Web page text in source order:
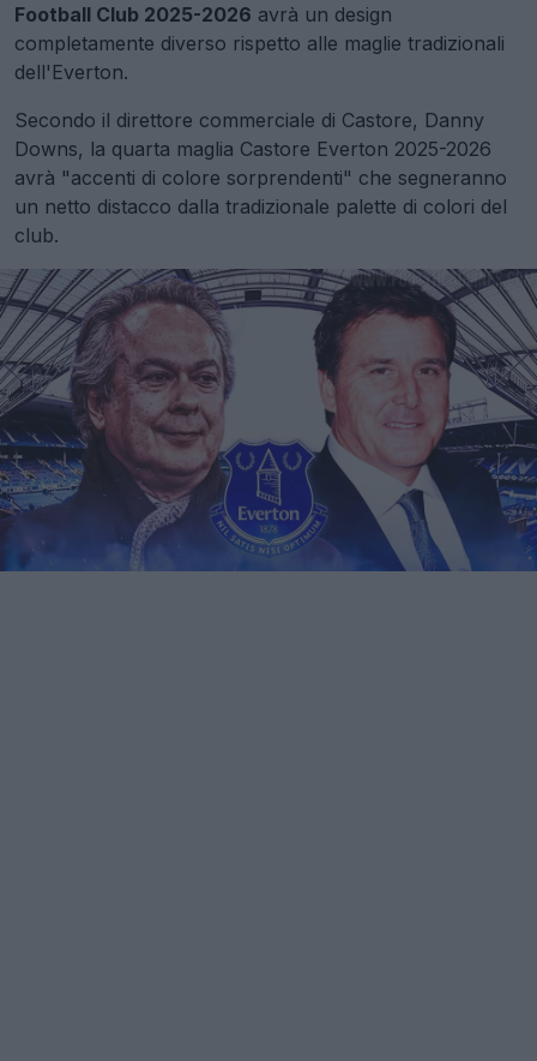
Football Club 2025-2026 avrà un design
completamente diverso rispetto alle maglie tradizionali
dell'Everton.
Secondo il direttore commerciale di Castore, Danny
Downs, la quarta maglia Castore Everton 2025-2026
avrà "accenti di colore sorprendenti" che segneranno
un netto distacco dalla tradizionale palette di colori del
club.